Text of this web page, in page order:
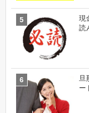
現
読
旦
ー